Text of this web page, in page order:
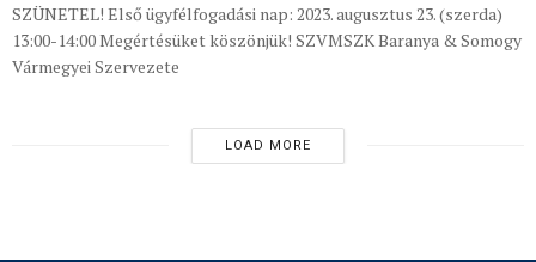
SZÜNETEL! Első ügyfélfogadási nap: 2023. augusztus 23. (szerda)
13:00-14:00 Megértésüket köszönjük! SZVMSZK Baranya & Somogy
Vármegyei Szervezete
LOAD MORE